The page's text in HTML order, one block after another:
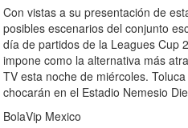
Con vistas a su presentación de
posibles escenarios del conjunto
día de partidos de la Leagues Cup
impone como la alternativa más
TV esta noche de miércoles.
chocarán en el Estadio Nemesio
BolaVip Mexico